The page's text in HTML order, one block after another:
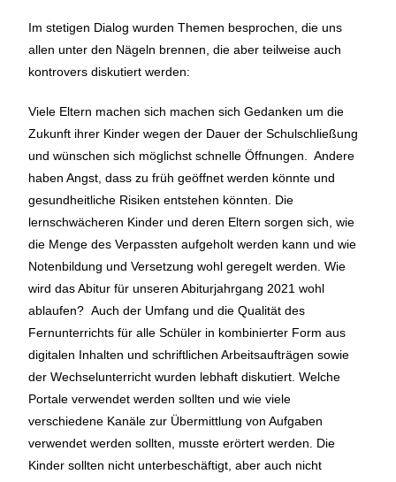
Im stetigen Dialog wurden Themen besprochen, die uns
allen unter den Nägeln brennen, die aber teilweise auch
kontrovers diskutiert werden:
Viele Eltern machen sich machen sich Gedanken um die
Zukunft ihrer Kinder wegen der Dauer der Schulschließung
und wünschen sich möglichst schnelle Öffnungen. Andere
haben Angst, dass zu früh geöffnet werden könnte und
gesundheitliche Risiken entstehen könnten. Die
lernschwächeren Kinder und deren Eltern sorgen sich, wie
die Menge des Verpassten aufgeholt werden kann und wie
Notenbildung und Versetzung wohl geregelt werden. Wie
wird das Abitur für unseren Abiturjahrgang 2021 wohl
ablaufen? Auch der Umfang und die Qualität des
Fernunterrichts für alle Schüler in kombinierter Form aus
digitalen Inhalten und schriftlichen Arbeitsaufträgen sowie
der Wechselunterricht wurden lebhaft diskutiert. Welche
Portale verwendet werden sollten und wie viele
verschiedene Kanäle zur Übermittlung von Aufgaben
verwendet werden sollten, musste erörtert werden. Die
Kinder sollten nicht unterbeschäftigt, aber auch nicht